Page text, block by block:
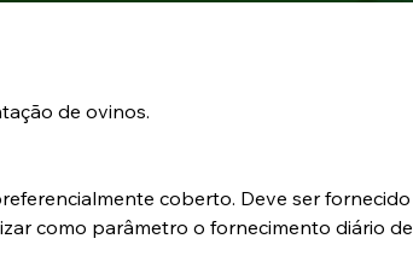
de ovinos.
coberto. Deve ser
como parâmetro o fornecimento diário